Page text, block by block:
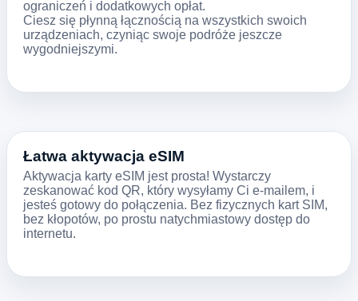
ograniczeń i dodatkowych opłat.
Ciesz się płynną łącznością na wszystkich swoich
urządzeniach, czyniąc swoje podróże jeszcze
wygodniejszymi.
Łatwa aktywacja eSIM
Aktywacja karty eSIM jest prosta! Wystarczy
zeskanować kod QR, który wysyłamy Ci e-mailem, i
jesteś gotowy do połączenia. Bez fizycznych kart SIM,
bez kłopotów, po prostu natychmiastowy dostęp do
internetu.